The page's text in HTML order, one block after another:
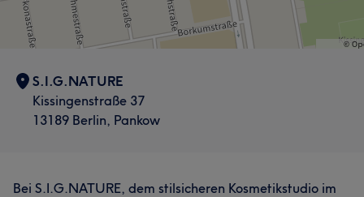
S.I.G.NATURE
Kissingenstraße 37
13189 Berlin, Pankow
Bei S.I.G.NATURE, dem stilsicheren Kosmetikstudio im